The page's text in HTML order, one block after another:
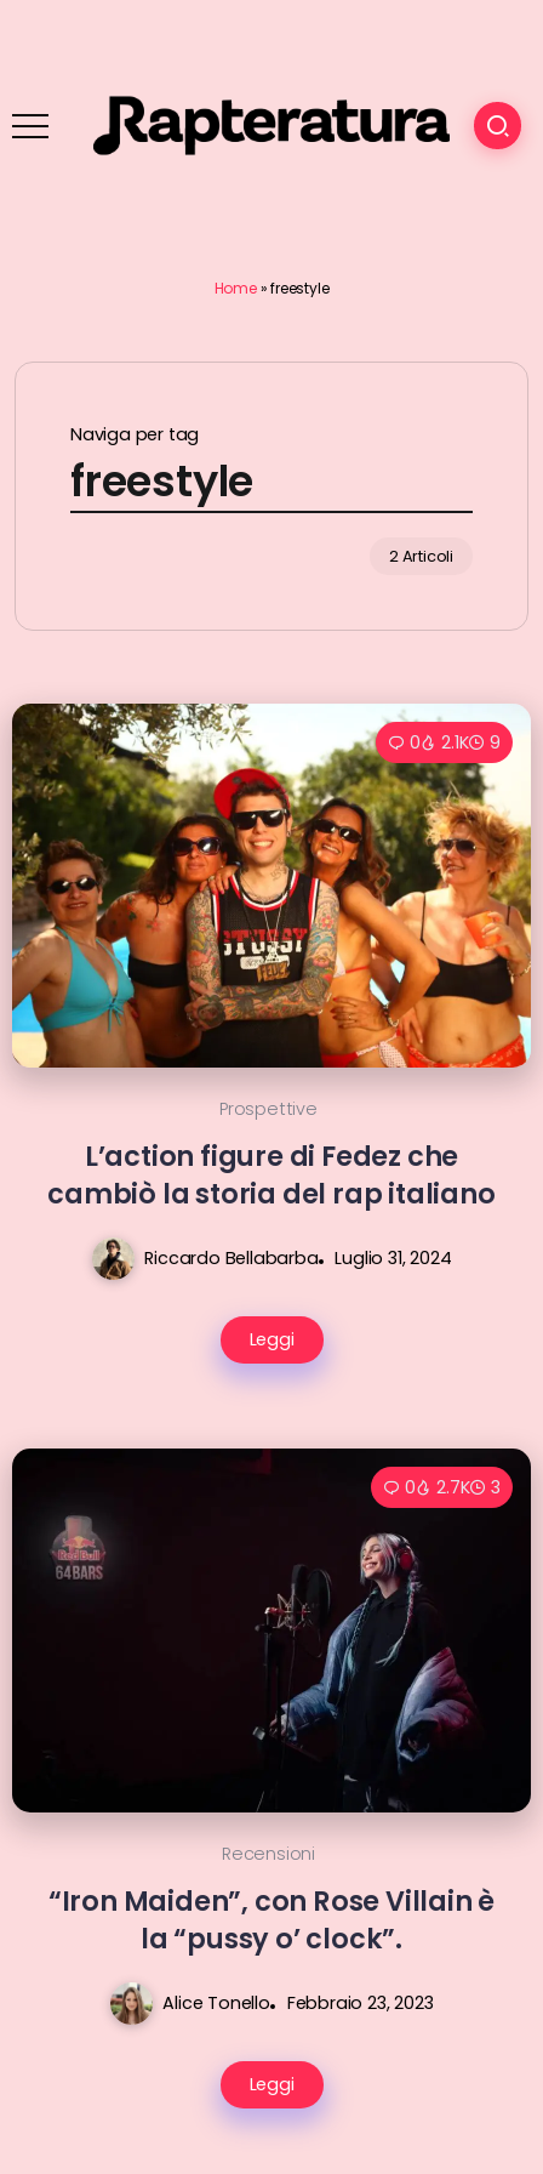
Home»freestyle
Naviga per tag
freestyle
2 Articoli
0 2.1K 9
Prospettive
L’action figure di Fedez che
cambiò la storia del rap italiano
Riccardo Bellabarba Luglio 31, 2024
Leggi
0 2.7K 3
Recensioni
“Iron Maiden”, con Rose Villain è
la “pussy o’ clock”.
Alice Tonello Febbraio 23, 2023
Leggi